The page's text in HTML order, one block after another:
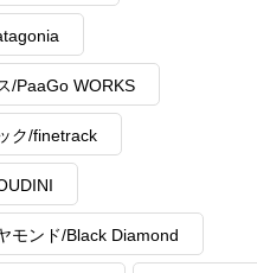
/PaaGo WORKS
ク/finetrack
モンド/Black Diamond